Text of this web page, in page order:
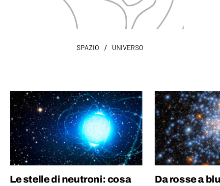
SPAZIO / UNIVERSO
Le stelle di neutroni: cosa
Da rosse a